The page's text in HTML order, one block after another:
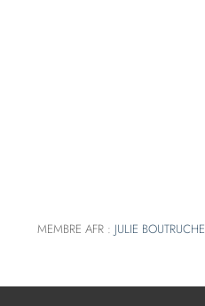
MEMBRE AFR : JULIE BOUTRUCHE